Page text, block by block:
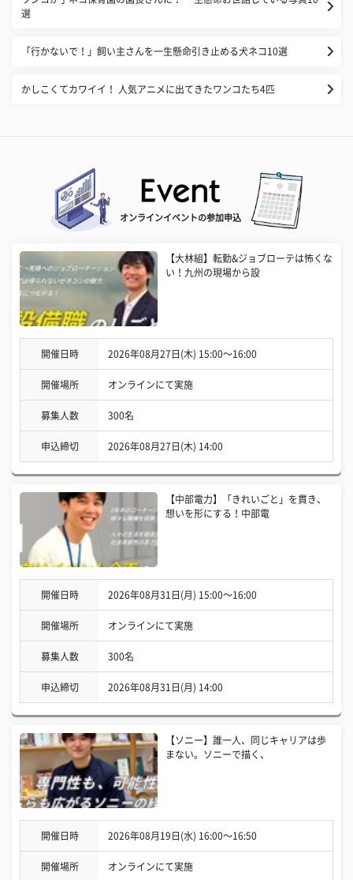
選
「行かないで！」飼い主さんを一生懸命引き止める犬ネコ10選
かしこくてカワイイ！ 人気アニメに出てきたワンコたち4匹
オンラインイベントの参加申込
【大林組】転勤&ジョブローテは怖くな
い！九州の現場から設
開催日時 2026年08月27日(木) 15:00〜16:00
開催場所 オンラインにて実施
募集人数 300名
申込締切 2026年08月27日(木) 14:00
【中部電力】「きれいごと」を貫き、
想いを形にする！中部電
開催日時 2026年08月31日(月) 15:00〜16:00
開催場所 オンラインにて実施
募集人数 300名
申込締切 2026年08月31日(月) 14:00
【ソニー】誰一人、同じキャリアは歩
まない。ソニーで描く、
開催日時 2026年08月19日(水) 16:00〜16:50
開催場所 オンラインにて実施